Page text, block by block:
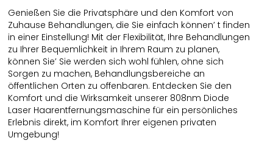
Genießen Sie die Privatsphäre und den Komfort von
Zuhause Behandlungen, die Sie einfach können’ t finden
in einer Einstellung! Mit der Flexibilität, Ihre Behandlungen
zu Ihrer Bequemlichkeit in Ihrem Raum zu planen,
können Sie’ Sie werden sich wohl fühlen, ohne sich
Sorgen zu machen, Behandlungsbereiche an
öffentlichen Orten zu offenbaren. Entdecken Sie den
Komfort und die Wirksamkeit unserer 808nm Diode
Laser Haarentfernungsmaschine für ein persönliches
Erlebnis direkt, im Komfort Ihrer eigenen privaten
Umgebung!